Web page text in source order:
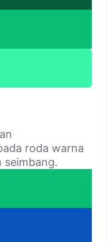
roda warna
seimbang.